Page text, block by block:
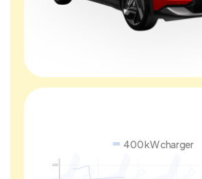
400 kW charger
150